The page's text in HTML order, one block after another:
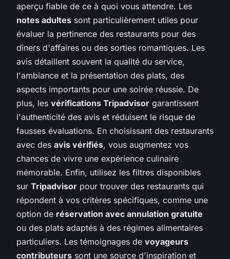
aperçu fiable de ce à quoi vous attendre. Les
notes adultes sont particulièrement utiles pour
évaluer la pertinence des restaurants pour des
dîners d'affaires ou des sorties romantiques. Les
avis détaillent souvent la qualité du service,
l'ambiance et la présentation des plats, des
aspects importants pour une soirée réussie. De
plus, les vérifications Tripadvisor garantissent
l'authenticité des avis et réduisent le risque de
fausses évaluations. En choisissant des restaurants
avec des avis vérifiés, vous augmentez vos
chances de vivre une expérience culinaire
mémorable. Enfin, utilisez les filtres disponibles
sur Tripadvisor pour trouver des restaurants qui
répondent à vos critères spécifiques, comme une
option de réservation avec annulation gratuite
ou des plats adaptés à des régimes alimentaires
particuliers. Les témoignages de voyageurs
contributeurs sont une source d'inspiration et